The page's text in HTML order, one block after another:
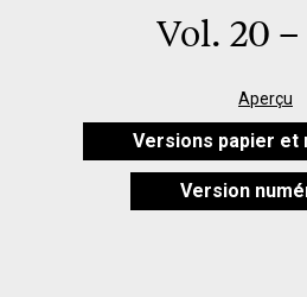
Vol. 20 –
Aperçu
Versions papier et
Version